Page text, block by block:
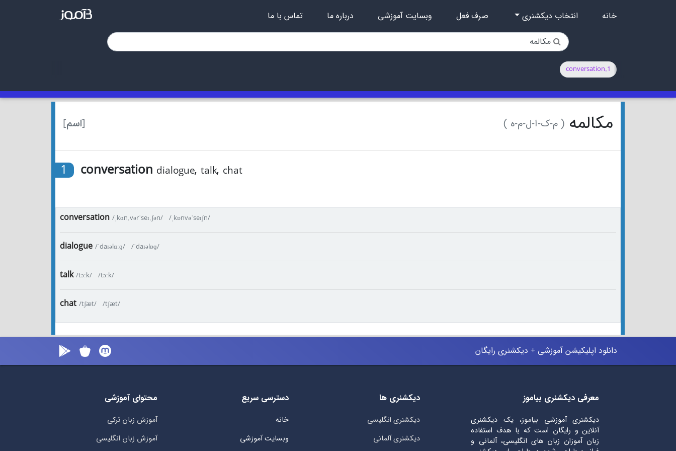
خانه انتخاب دیکشنری صرف فعل وبسایت آموزشی درباره ما تماس با ما
1.conversation
[اسم] مکالمه ( م-ک-ا-ل-م-ه )
1 conversation dialogue
, talk
, chat
conversation /ˌkɑn.vərˈseɪ.ʃən/ /ˌkɒnvəˈseɪʃn/
dialogue /ˈdaɪəlɑːɡ/ /ˈdaɪəlɒɡ/
talk /tɔːk/ /tɔːk/
chat /tʃæt/ /tʃæt/
دانلود اپلیکیشن آموزشی + دیکشنری رایگان
معرفی دیکشنری بیاموز
دیکشنری آموزشی بیاموز، یک دیکشنری
آنلاین و رایگان است که با هدف استفاده
زبان آموزان زبان های انگلیسی، آلمانی و
دیکشنری ها
دیکشنری انگلیسی
دیکشنری آلمانی
دسترسی سریع
خانه
وبسایت آموزشی
محتوای آموزشی
آموزش زبان ترکی
آموزش زبان انگلیسی